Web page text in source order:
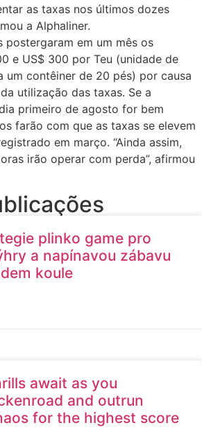
as taxas nos últimos dozes
a Alphaliner.
postergaram em um mês os
e US$ 300 por Teu (unidade de
um contêiner de 20 pés) por causa
utilização das taxas. Se a
primeiro de agosto for bem
farão com que as taxas se elevem
em março. “Ainda assim,
irão operar com perda”, afirmou
plinko game pro
a napínavou zábavu
koule
await as you
and outrun
for the highest score